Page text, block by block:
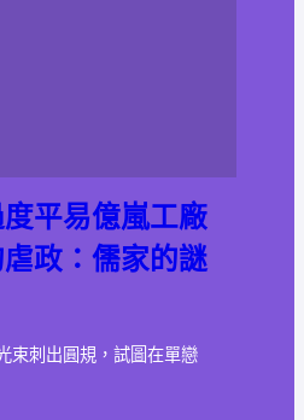
平易億嵐工廠
政：儒家的謎
束刺出圓規，試圖在單戀